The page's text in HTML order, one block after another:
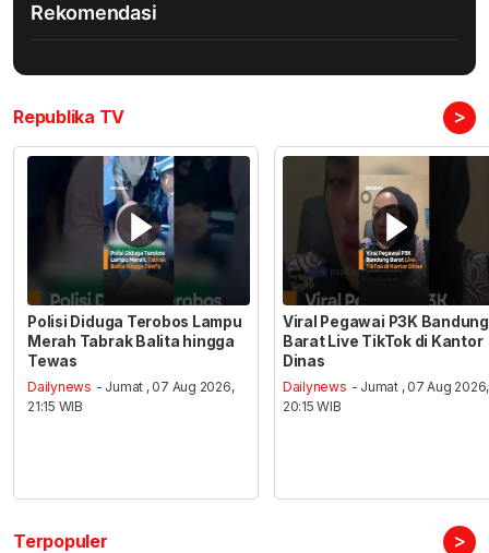
Rekomendasi
Republika TV >
Polisi Diduga Terobos Lampu
Merah Tabrak Balita hingga
Tewas
Dailynews - Jumat , 07 Aug 2026,
21:15 WIB
Viral Pegawai P3K Bandung
Barat Live TikTok di Kantor
Dinas
Dailynews - Jumat , 07 Aug 2026,
20:15 WIB
Terpopuler >